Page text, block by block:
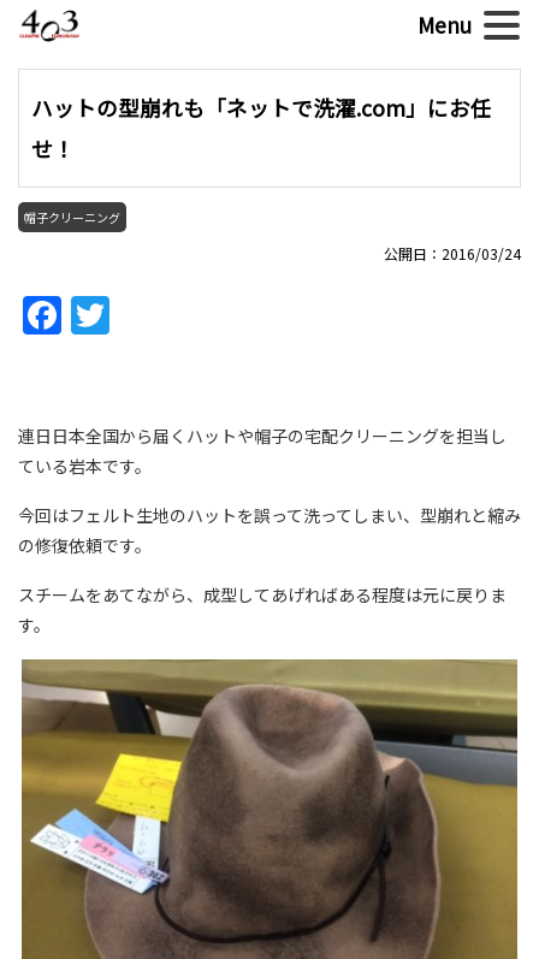
ハットの型崩れも「ネットで洗濯.com」にお任
せ！
帽子クリーニング
公開日：2016/03/24
Facebook
連日日本全国から届くハットや帽子の宅配クリーニングを担当し
ている岩本です。
今回はフェルト生地のハットを誤って洗ってしまい、型崩れと縮み
の修復依頼です。
スチームをあてながら、成型してあげればある程度は元に戻りま
す。